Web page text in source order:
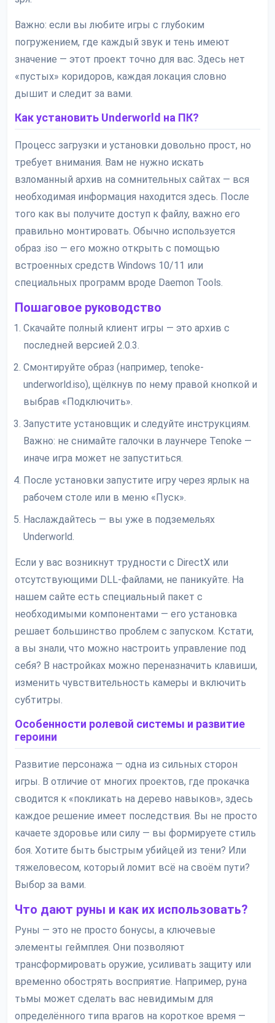
Важно: если вы любите игры с глубоким
погружением, где каждый звук и тень имеют
значение — этот проект точно для вас. Здесь нет
«пустых» коридоров, каждая локация словно
дышит и следит за вами.
Как установить Underworld на ПК?
Процесс загрузки и установки довольно прост, но
требует внимания. Вам не нужно искать
взломанный архив на сомнительных сайтах — вся
необходимая информация находится здесь. После
того как вы получите доступ к файлу, важно его
правильно монтировать. Обычно используется
образ .iso — его можно открыть с помощью
встроенных средств Windows 10/11 или
специальных программ вроде Daemon Tools.
Пошаговое руководство
Скачайте полный клиент игры — это архив с
последней версией 2.0.3.
Смонтируйте образ (например, tenoke-
underworld.iso), щёлкнув по нему правой кнопкой и
выбрав «Подключить».
Запустите установщик и следуйте инструкциям.
Важно: не снимайте галочки в лаунчере Tenoke —
иначе игра может не запуститься.
После установки запустите игру через ярлык на
рабочем столе или в меню «Пуск».
Наслаждайтесь — вы уже в подземельях
Underworld.
Если у вас возникнут трудности с DirectX или
отсутствующими DLL-файлами, не паникуйте. На
нашем сайте есть специальный пакет с
необходимыми компонентами — его установка
решает большинство проблем с запуском. Кстати,
а вы знали, что можно настроить управление под
себя? В настройках можно переназначить клавиши,
изменить чувствительность камеры и включить
субтитры.
Особенности ролевой системы и развитие
героини
Развитие персонажа — одна из сильных сторон
игры. В отличие от многих проектов, где прокачка
сводится к «покликать на дерево навыков», здесь
каждое решение имеет последствия. Вы не просто
качаете здоровье или силу — вы формируете стиль
боя. Хотите быть быстрым убийцей из тени? Или
тяжеловесом, который ломит всё на своём пути?
Выбор за вами.
Что дают руны и как их использовать?
Руны — это не просто бонусы, а ключевые
элементы геймплея. Они позволяют
трансформировать оружие, усиливать защиту или
временно обострять восприятие. Например, руна
тьмы может сделать вас невидимым для
определённого типа врагов на короткое время —